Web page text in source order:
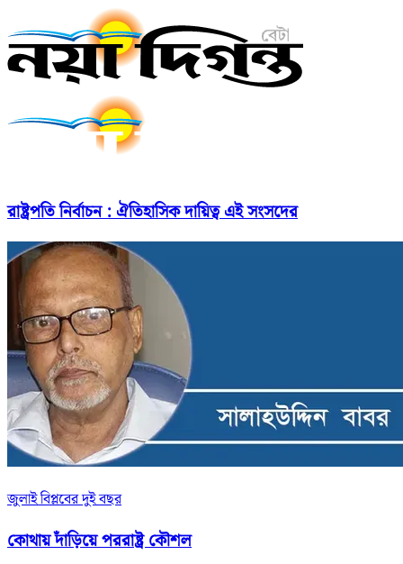
রাষ্ট্রপতি নির্বাচন : ঐতিহাসিক দায়িত্ব এই সংসদের
জুলাই বিপ্লবের দুই বছর
কোথায় দাঁড়িয়ে পররাষ্ট্র কৌশল